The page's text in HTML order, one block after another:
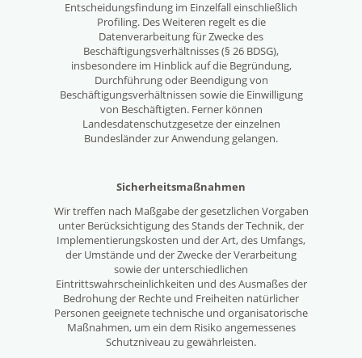
Entscheidungsfindung im Einzelfall einschließlich
Profiling. Des Weiteren regelt es die
Datenverarbeitung für Zwecke des
Beschäftigungsverhältnisses (§ 26 BDSG),
insbesondere im Hinblick auf die Begründung,
Durchführung oder Beendigung von
Beschäftigungsverhältnissen sowie die Einwilligung
von Beschäftigten. Ferner können
Landesdatenschutzgesetze der einzelnen
Bundesländer zur Anwendung gelangen.
Sicherheitsmaßnahmen
Wir treffen nach Maßgabe der gesetzlichen Vorgaben
unter Berücksichtigung des Stands der Technik, der
Implementierungskosten und der Art, des Umfangs,
der Umstände und der Zwecke der Verarbeitung
sowie der unterschiedlichen
Eintrittswahrscheinlichkeiten und des Ausmaßes der
Bedrohung der Rechte und Freiheiten natürlicher
Personen geeignete technische und organisatorische
Maßnahmen, um ein dem Risiko angemessenes
Schutzniveau zu gewährleisten.